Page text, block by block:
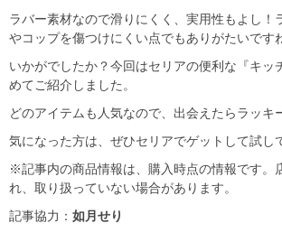
ラバー素材なので滑りにくく、実用性もよし！
やコップを傷つけにくい点でもありがたいです
いかがでしたか？今回はセリアの便利な『キッ
めてご紹介しました。
どのアイテムも人気なので、出会えたらラッキ
気になった方は、ぜひセリアでゲットして試し
※記事内の商品情報は、購入時点の情報です。
れ、取り扱っていない場合があります。
記事協力： 如月せり